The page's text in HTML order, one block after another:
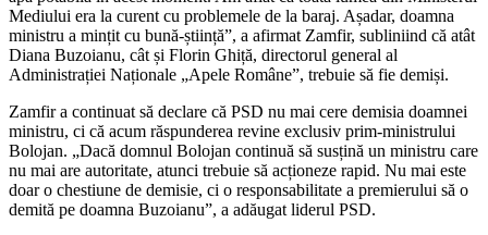
Mediului era la curent cu problemele de la baraj. Așadar, doamna
ministru a mințit cu bună-știință”, a afirmat Zamfir, subliniind că atât
Diana Buzoianu, cât și Florin Ghiță, directorul general al
Administrației Naționale „Apele Române”, trebuie să fie demiși.
Zamfir a continuat să declare că PSD nu mai cere demisia doamnei
ministru, ci că acum răspunderea revine exclusiv prim-ministrului
Bolojan. „Dacă domnul Bolojan continuă să susțină un ministru care
nu mai are autoritate, atunci trebuie să acționeze rapid. Nu mai este
doar o chestiune de demisie, ci o responsabilitate a premierului să o
demită pe doamna Buzoianu”, a adăugat liderul PSD.